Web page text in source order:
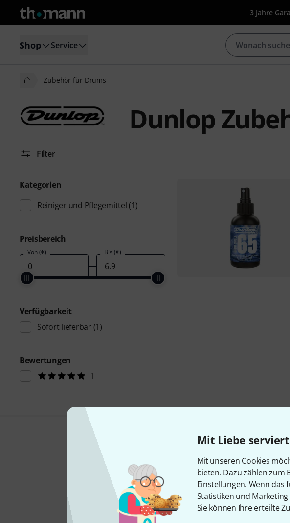
Mit Liebe
Mit unseren Cookies
bieten. Dazu zählen zum
Einstellungen. Wenn das
Statistiken und Marketing
Sie können Ihre erteilte
3 Jahre
Shop Service
Zubehör für Drums
Dunlop
Filter
Kategorien
Reiniger und Pflegemittel (1)
Preisbereich
Von (€) Bis (€)
Verfügbarkeit
Sofort lieferbar (1)
Bewertungen
1
Gefällt